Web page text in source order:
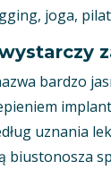
joga,
bardzo
uznania
biustonosza